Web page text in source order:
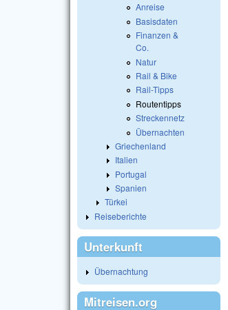
Anreise
Basisdaten
Finanzen &
Co.
Natur
Rail & Bike
Rail-Tipps
Routentipps
Streckennetz
Übernachten
Griechenland
Italien
Portugal
Spanien
Türkei
Reiseberichte
Unterkunft
Übernachtung
Mitreisen.org